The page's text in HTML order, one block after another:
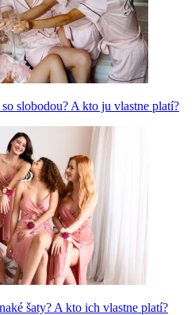
slobodou? A kto ju vlastne platí?
šaty? A kto ich vlastne platí?